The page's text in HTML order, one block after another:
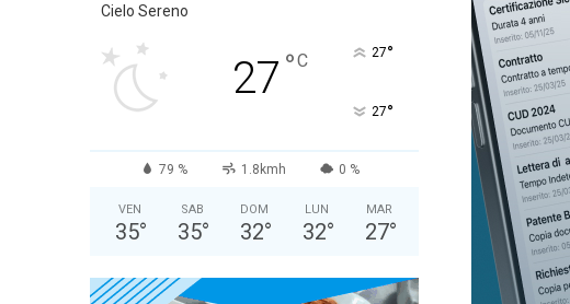
Cielo Sereno
27 °C 27°
27°
79 % 1.8kmh 0 %
VEN
35°
SAB
35°
DOM
32°
LUN
32°
MAR
27°